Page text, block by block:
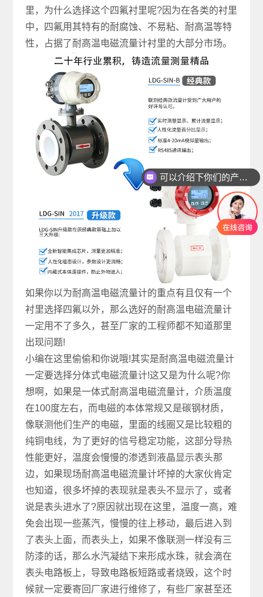
里，为什么选择这个四氟衬里呢?因为在各类的衬里
中，四氟用其特有的耐腐蚀、不易粘、耐高温等特
性，占据了耐高温电磁流量计衬里的大部分市场。
如果你以为耐高温电磁流量计的重点有且仅有一个
衬里选择四氟以外，那么选好的耐高温电磁流量计
一定用不了多久，甚至厂家的工程师都不知道那里
出现问题!
小编在这里偷偷和你说哦!其实是耐高温电磁流量计
一定要选择分体式电磁流量计!这又是为什么呢?你
想啊，如果是一体式耐高温电磁流量计，介质温度
在100度左右，而电磁的本体常规又是碳钢材质，
像联测他们生产的电磁，里面的线圈又是比较粗的
纯铜电线，为了更好的信号稳定功能，这部分导热
性能更好，温度会慢慢的渗透到液晶显示表头那
边，如果现场耐高温电磁流量计坏掉的大家伙肯定
也知道，很多坏掉的表现就是表头不显示了，或者
说是表头进水了?原因就出现在这里，温度一高，难
免会出现一些蒸汽，慢慢的往上移动，最后进入到
了表头上面，而表头上，如果不像联测一样没有三
防漆的话，那么水汽凝结下来形成水珠，就会滴在
表头电路板上，导致电路板短路或者烧毁，这个时
候就一定要寄回厂家进行维修了，有些厂家甚至还
你们是怎么收费的呢